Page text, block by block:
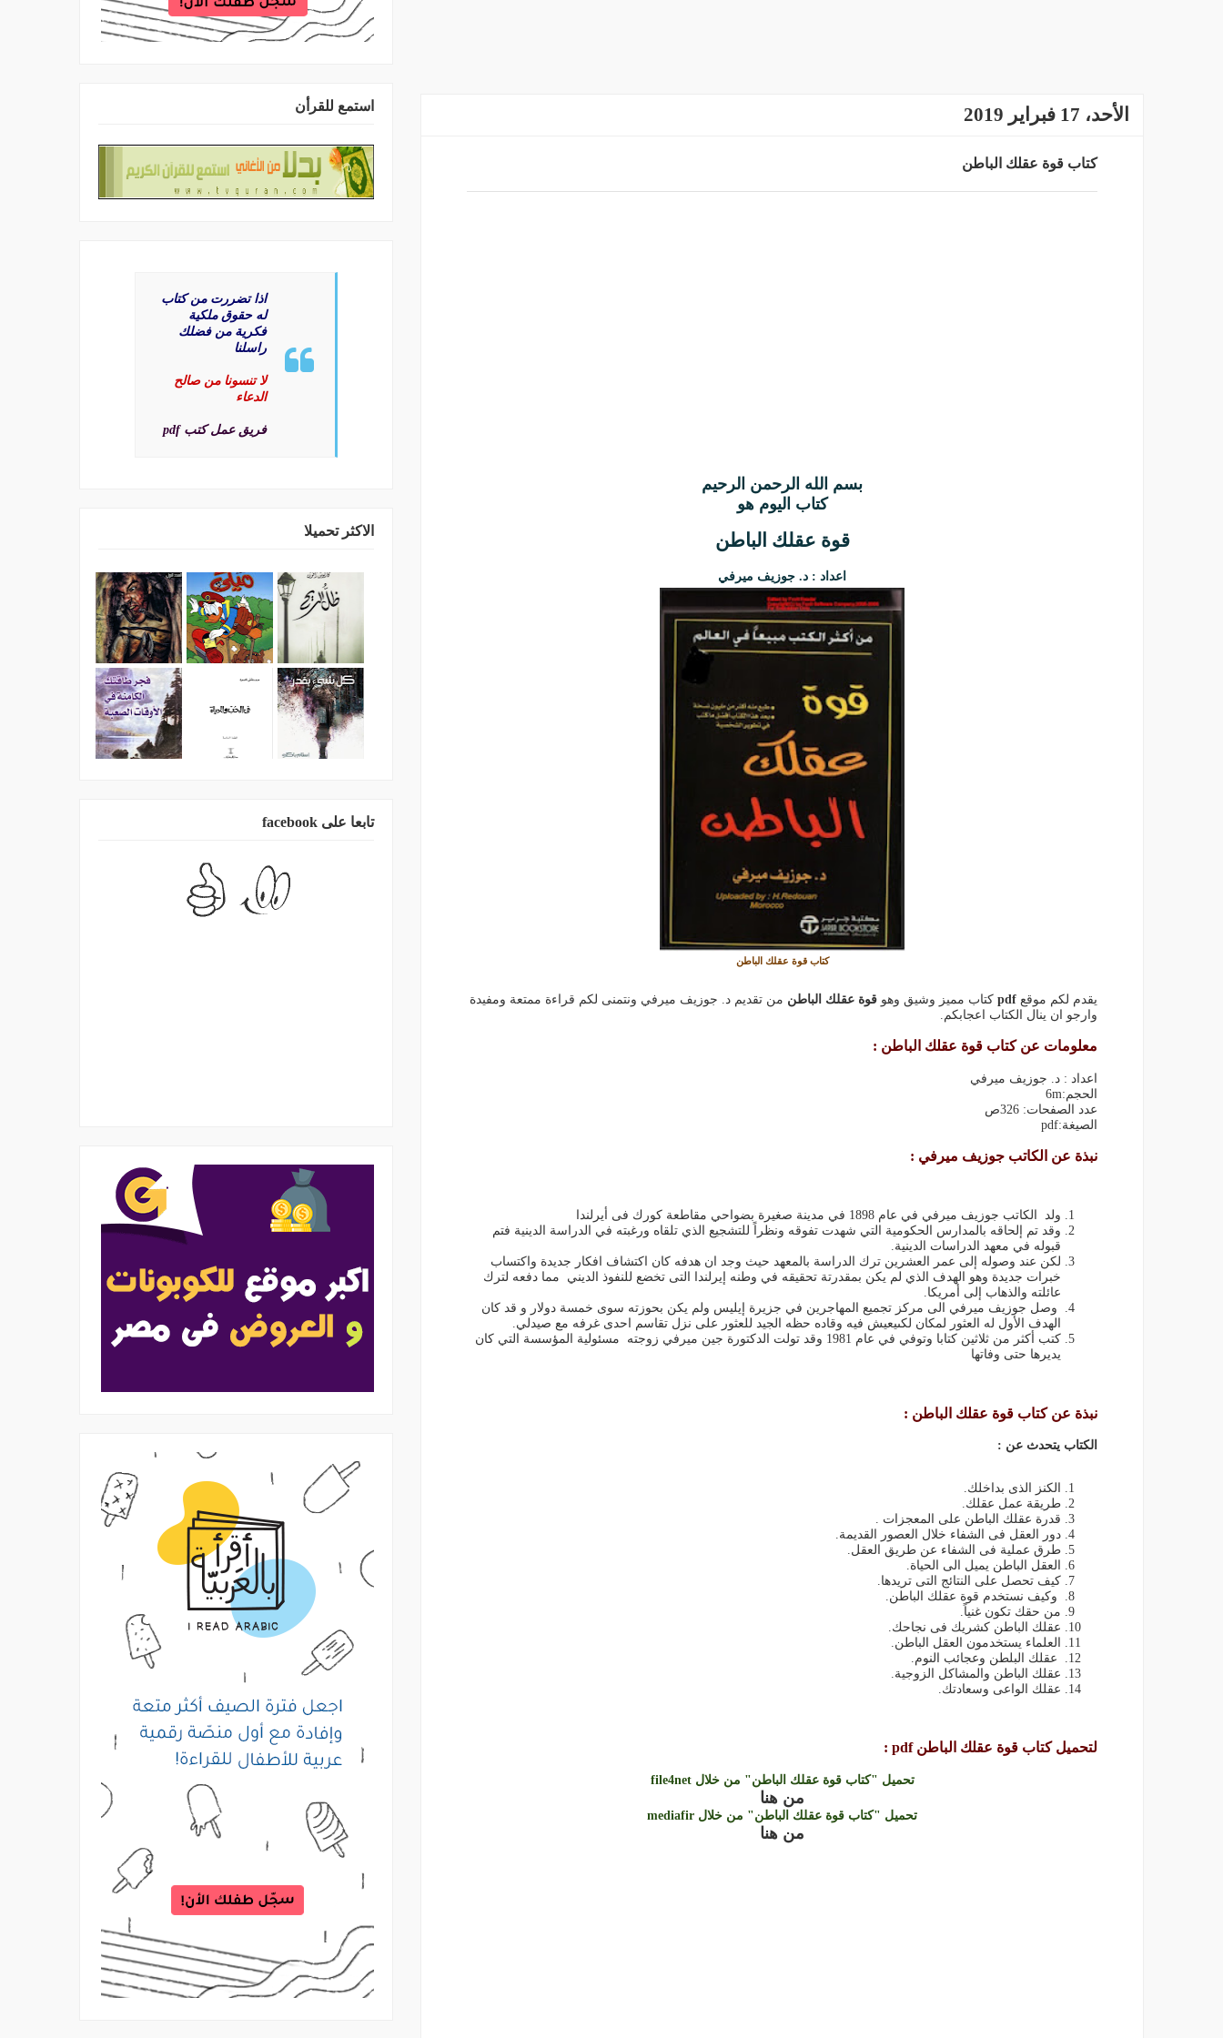
الأحد، 17 فبراير 2019
كتاب قوة عقلك الباطن
بسم الله الرحمن الرحيم
كتاب اليوم هو
قوة عقلك الباطن
اعداد : د. جوزيف ميرفي
كتاب قوة عقلك الباطن
يقدم لكم موقع pdf كتاب مميز وشيق وهو قوة عقلك الباطن من تقديم د. جوزيف ميرفي ونتمنى لكم قراءة ممتعة ومفيدة
وارجو ان ينال الكتاب اعجابكم.
معلومات عن كتاب قوة عقلك الباطن :
اعداد : د. جوزيف ميرفي
الحجم:6m
عدد الصفحات: 326ص
الصيغة:pdf
نبذة عن الكاتب جوزيف ميرفي :
ولد الكاتب جوزيف ميرفي في عام 1898 في مدينة صغيرة بضواحي مقاطعة كورك فى أيرلندا
وقد تم إلحاقه بالمدارس الحكومية التي شهدت تفوقه ونظراً للتشجيع الذي تلقاه ورغبته في الدراسة الدينية فتم
قبوله في معهد الدراسات الدينية.
لكن عند وصوله إلى عمر العشرين ترك الدراسة بالمعهد حيث وجد ان هدفه كان اكتشاف افكار جديدة واكتساب
خبرات جديدة وهو الهدف الذي لم يكن بمقدرتة تحقيقه في وطنه إيرلندا التى تخضع للنفوذ الديني مما دفعه لترك
عائلته والذهاب إلى أمريكا.
وصل جوزيف ميرفي الى مركز تجميع المهاجرين في جزيرة إيليس ولم يكن بحوزته سوى خمسة دولار و قد كان
الهدف الأول له العثور لمكان لكىيعيش فيه وقاده حظه الجيد للعثور على نزل تقاسم احدى غرفه مع صيدلي.
كتب أكثر من ثلاثين كتابا وتوفي في عام 1981 وقد تولت الدكتورة جين ميرفي زوجته مسئولية المؤسسة التي كان
يديرها حتى وفاتها
نبذة عن كتاب قوة عقلك الباطن :
الكتاب يتحدث عن :
الكنز الذى بداخلك.
طريقة عمل عقلك.
قدرة عقلك الباطن على المعجزات .
دور العقل فى الشفاء خلال العصور القديمة.
طرق عملية فى الشفاء عن طريق العقل.
العقل الباطن يميل الى الحياة.
كيف تحصل على النتائج التى تريدها.
وكيف نستخدم قوة عقلك الباطن.
من حقك تكون غنياً.
عقلك الباطن كشريك فى نجاحك.
العلماء يستخدمون العقل الباطن.
عقلك البلطن وعجائب النوم.
عقلك الباطن والمشاكل الزوجية.
عقلك الواعى وسعادتك.
لتحميل كتاب قوة عقلك الباطن pdf :
تحميل "كتاب قوة عقلك الباطن" من خلال file4net
من هنا
تحميل "كتاب قوة عقلك الباطن" من خلال mediafir
من هنا
استمع للقرأن
اذا تضررت من كتاب
له حقوق ملكية
فكرية من فضلك
راسلنا
لا تنسونا من صالح
الدعاء
فريق عمل كتب pdf
الاكثر تحميلا
تابعا على facebook